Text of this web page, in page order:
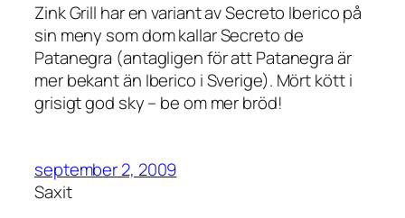
Zink Grill har en variant av Secreto Iberico på
sin meny som dom kallar Secreto de
Patanegra (antagligen för att Patanegra är
mer bekant än Iberico i Sverige). Mört kött i
grisigt god sky – be om mer bröd!
september 2, 2009
Saxit